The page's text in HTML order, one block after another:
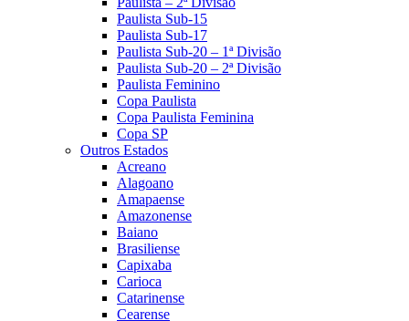
Paulista Sub-15
Paulista Sub-17
Paulista Sub-20 – 1ª Divisão
Paulista Sub-20 – 2ª Divisão
Paulista Feminino
Copa Paulista
Copa Paulista Feminina
Copa SP
Outros Estados
Acreano
Alagoano
Amapaense
Amazonense
Baiano
Brasiliense
Capixaba
Carioca
Catarinense
Cearense